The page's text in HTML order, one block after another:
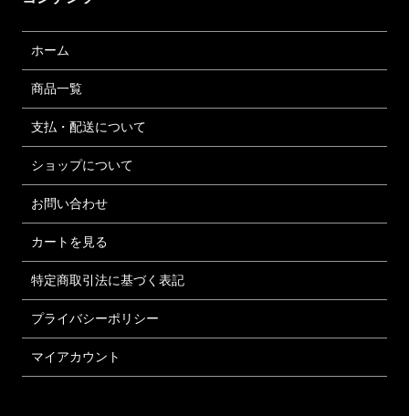
ホーム
商品一覧
支払・配送について
ショップについて
お問い合わせ
カートを見る
特定商取引法に基づく表記
プライバシーポリシー
マイアカウント